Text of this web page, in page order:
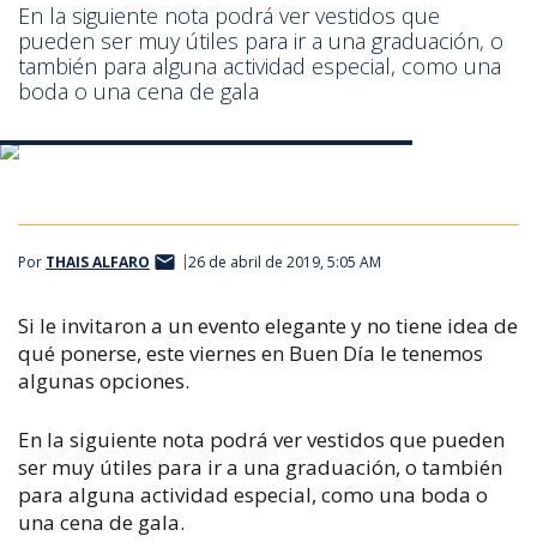
En la siguiente nota podrá ver vestidos que
pueden ser muy útiles para ir a una graduación, o
también para alguna actividad especial, como una
boda o una cena de gala
Por THAIS ALFARO 26 de abril de 2019, 5:05 AM
Si le invitaron a un evento elegante y no tiene idea de
qué ponerse, este viernes en Buen Día le tenemos
algunas opciones.
En la siguiente nota podrá ver vestidos que pueden
ser muy útiles para ir a una graduación, o también
para alguna actividad especial, como una boda o
una cena de gala.